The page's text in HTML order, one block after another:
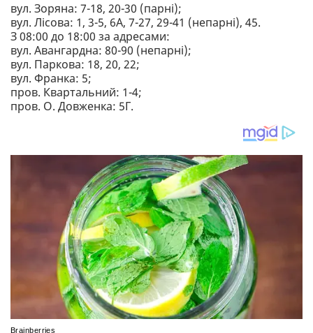
вул. Зоряна: 7-18, 20-30 (парні);
вул. Лісова: 1, 3-5, 6А, 7-27, 29-41 (непарні), 45.
З 08:00 до 18:00 за адресами:
вул. Авангардна: 80-90 (непарні);
вул. Паркова: 18, 20, 22;
вул. Франка: 5;
пров. Квартальний: 1-4;
пров. О. Довженка: 5Г.